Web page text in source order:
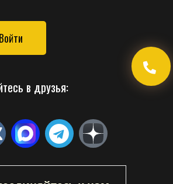
Войти
в друзья: